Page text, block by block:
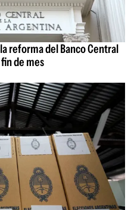
reforma del Banco Central
de mes